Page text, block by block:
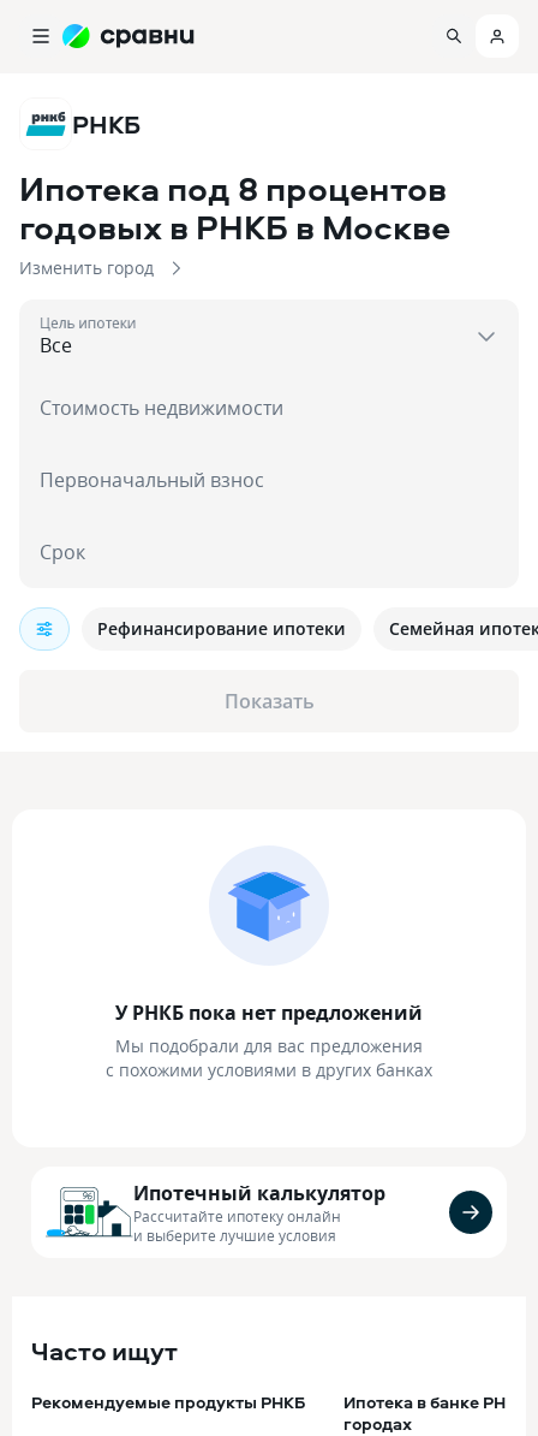
РНКБ
Ипотека под 8 процентов
годовых в РНКБ в Москве
Изменить город
Цель ипотеки
Стоимость недвижимости
Первоначальный взнос
Срок
Показать
Рефинансирование ипотеки Семейная
У РНКБ пока нет предложений
Мы подобрали для вас предложения
с похожими условиями в других банках
Ипотечный калькулятор
Рассчитайте ипотеку онлайн
и выберите лучшие условия
Часто ищут
Рекомендуемые продукты РНКБ
Ипотека в банке РНКБ
городах